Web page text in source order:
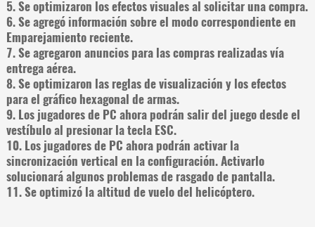
5. Se optimizaron los efectos visuales al solicitar una compra.
6. Se agregó información sobre el modo correspondiente en
Emparejamiento reciente.
7. Se agregaron anuncios para las compras realizadas vía
entrega aérea.
8. Se optimizaron las reglas de visualización y los efectos
para el gráfico hexagonal de armas.
9. Los jugadores de PC ahora podrán salir del juego desde el
vestíbulo al presionar la tecla ESC.
10. Los jugadores de PC ahora podrán activar la
sincronización vertical en la configuración. Activarlo
solucionará algunos problemas de rasgado de pantalla.
11. Se optimizó la altitud de vuelo del helicóptero.